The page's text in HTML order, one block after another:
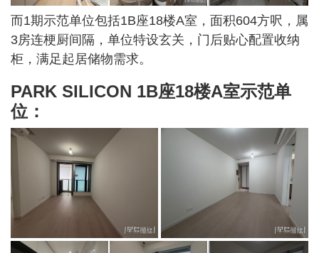
而1期示范单位包括1B座18楼A室，面积604方呎，属
3房连梗厨间隔，单位特设玄关，门后贴心配置收纳
柜，满足起居储物需求。
PARK SILICON 1B座18楼A室示范单
位：